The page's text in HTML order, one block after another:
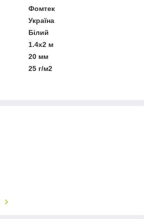
Фомтек
Україна
Білий
1.4х2 м
20 мм
25 г/м2